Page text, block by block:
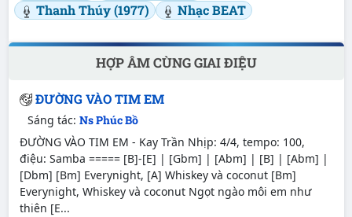
Thanh Thúy (1977)
Nhạc BEAT
HỢP ÂM CÙNG GIAI ĐIỆU
ĐƯỜNG VÀO TIM EM
Sáng tác: Ns Phúc Bồ
ĐƯỜNG VÀO TIM EM - Kay Trần Nhịp: 4/4, tempo: 100,
điệu: Samba ===== [B]-[E] | [Gbm] | [Abm] | [B] | [Abm] |
[Dbm] [Bm] Everynight, [A] Whiskey và coconut [Bm]
Everynight, Whiskey và coconut Ngọt ngào môi em như
thiên [E...